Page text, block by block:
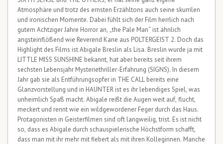
Atmosphäre und trotz des ernsten Erzähltons auch seine skurrilen
und ironischen Momente. Dabei fühlt sich der Film herrlich nach
gutem Achtziger Jahre Horror an, „the Pale Man“ ist ähnlich
angsteinflößend wie Reverend Kane aus POLTERGEIST 2. Doch das
Highlight des Films ist Abigale Breslin als Lisa. Breslin wurde ja mit
LITTLE MISS SUNSHINE bekannt, hat aber bereits seit ihrem
sechsten Lebensjahr Mysteriethriller-Erfahrung (SIGNS). In diesem
Jahr gab sie als Entführungsopfer in THE CALL bereits eine
Glanzvorstellung und in HAUNTER ist es ihr lebendiges Spiel, was
unheimlich Spaß macht. Abigale reißt die Augen weit auf, flucht,
meckert und rennt wie ein wildgewordener Feger durch das Haus.
Protagonisten in Geisterfilmen sind oft langweilig, trist. Es ist nicht
so, dass es Abigale durch schauspielerische Höchstform schafft,
dass man mit ihr mehr mit fiebert als mit ihren Kolleginnen. Manche